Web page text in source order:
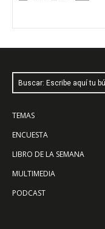
Buscar: Escribe aquí tu
TEMAS
ENCUESTA
LIBRO DE LA SEMANA
MULTIMEDIA
PODCAST